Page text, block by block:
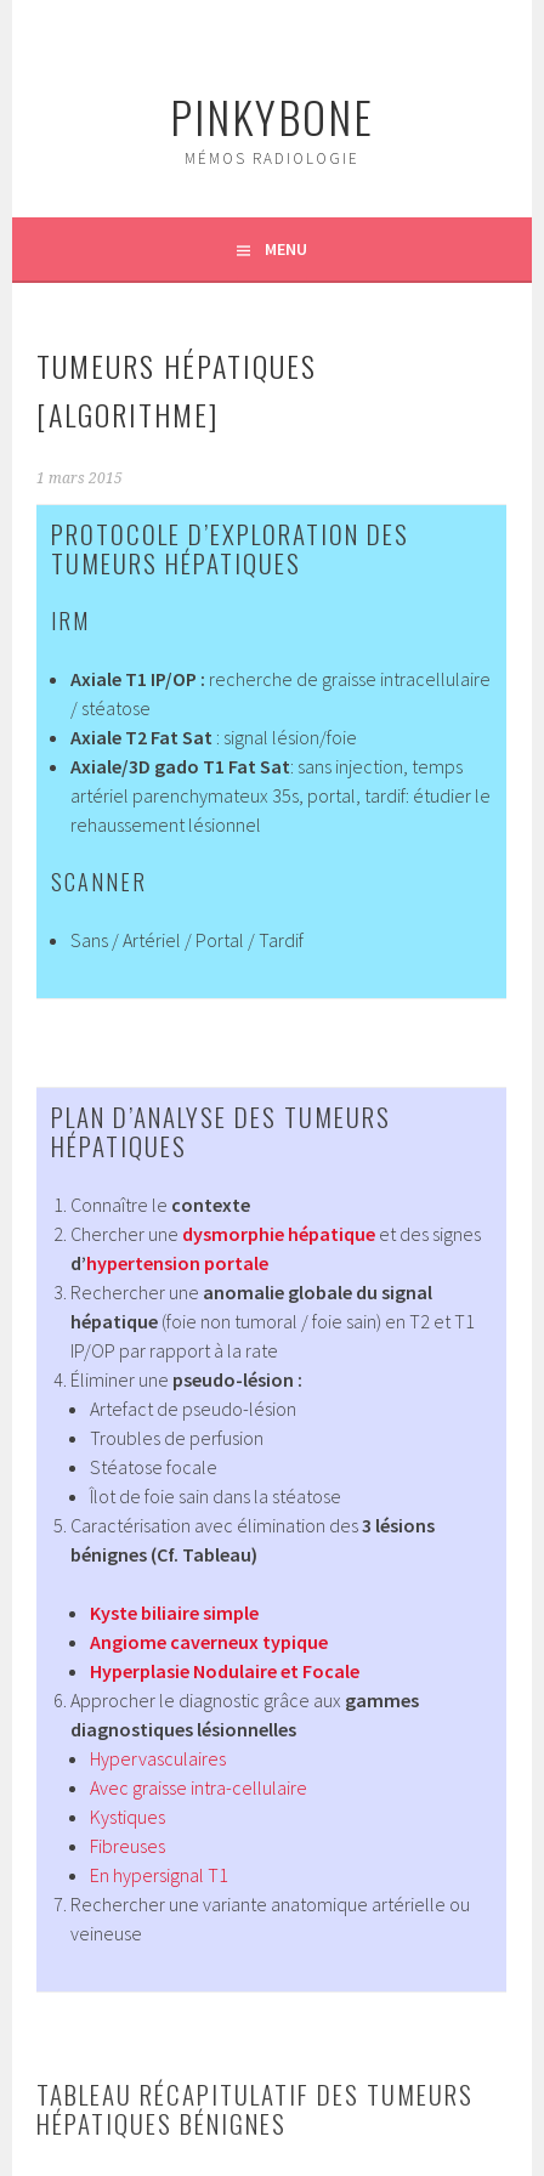
PINKYBONE
MÉMOS RADIOLOGIE
MENU
TUMEURS HÉPATIQUES
[ALGORITHME]
1 mars 2015
PROTOCOLE D’EXPLORATION DES
TUMEURS HÉPATIQUES
IRM
Axiale T1 IP/OP : recherche de graisse intracellulaire
/ stéatose
Axiale T2 Fat Sat : signal lésion/foie
Axiale/3D gado T1 Fat Sat: sans injection, temps
artériel parenchymateux 35s, portal, tardif: étudier le
rehaussement lésionnel
SCANNER
Sans / Artériel / Portal / Tardif
PLAN D’ANALYSE DES TUMEURS
HÉPATIQUES
Connaître le contexte
Chercher une dysmorphie hépatique et des signes
d’hypertension portale
Rechercher une anomalie globale du signal
hépatique (foie non tumoral / foie sain) en T2 et T1
IP/OP par rapport à la rate
Éliminer une pseudo-lésion :
Artefact de pseudo-lésion
Troubles de perfusion
Stéatose focale
Îlot de foie sain dans la stéatose
Caractérisation avec élimination des3 lésions
bénignes (Cf. Tableau)
Kyste biliaire simple
Angiome caverneux typique
Hyperplasie Nodulaire et Focale
Approcher le diagnostic grâce aux gammes
diagnostiques lésionnelles
Hypervasculaires
Avec graisse intra-cellulaire
Kystiques
Fibreuses
En hypersignal T1
Rechercher une variante anatomique artérielle ou
veineuse
TABLEAU RÉCAPITULATIF DES TUMEURS
HÉPATIQUES BÉNIGNES